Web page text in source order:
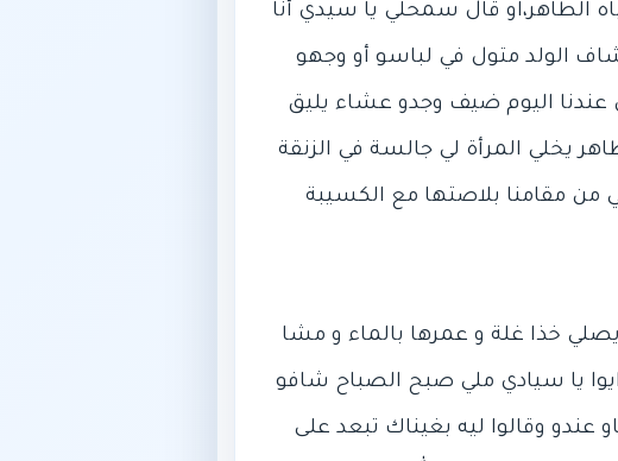
الطاهر،او قال سمحلي يا سيدي أنا
الولد متول في لباسو أو وجهو
عندنا اليوم ضيف وجدو عشاء يليق
يخلي المرأة لي جالسة في الزنقة
مقامنا بلاصتها مع الكسيبة
خذا غلة و عمرها بالماء و مشا
يا سيادي ملي صبح الصباح شافو
وقالوا ليه بغيناك تبعد على